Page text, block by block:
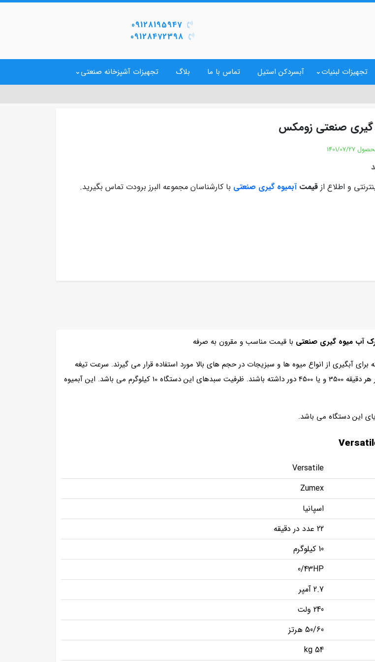
09128195947
09128472398
تجهیزات لبنیات آبسردکن استیل تماس با ما بلاگ تجهیزات آشپزخانه صنعتی
گیری صنعتی زومکس
1401/07/27
و اطلاع از قیمتآبمیوه گیری صنعتی با کارشناسان مجموعه البرز برودت تماس بگیرید.
آب میوه گیری صنعتی با قیمت مناسب و مقرون به صرفه
برای آبگیری از انواع میوه ها و سبزیجات در حجم های بالا مورد استفاده قرار می گیرند. سرعت تیغه
های آن ها با توجه به نوع میوه ها و سبزیجات قابل تنظیم و می توانند در هر دقیقه 3500 و یا 4500 دور داشته باشند. ظرفیت سبدهای این دستگاه 10 کیلوگرم می باشد. این آبمیوه
این دستگاه می باشد.
Versatile
Zumex
اسپانیا
22 عدد در دقیقه
10 کیلوگرم
0/43HP
2.7 آمپر
240 ولت
50/60 هرتز
54 kg